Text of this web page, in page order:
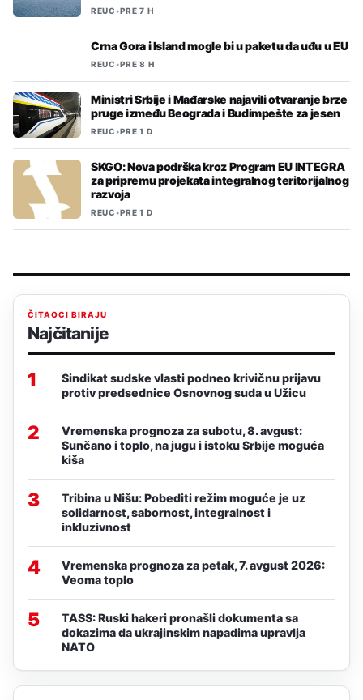
REUC•PRE 7 H
Crna Gora i Island mogle bi u paketu da uđu u EU
REUC•PRE 8 H
Ministri Srbije i Mađarske najavili otvaranje brze
pruge između Beograda i Budimpešte za jesen
REUC•PRE 1 D
SKGO: Nova podrška kroz Program EU INTEGRA
za pripremu projekata integralnog teritorijalnog
razvoja
REUC•PRE 1 D
ČITAOCI BIRAJU
Najčitanije
1
Sindikat sudske vlasti podneo krivičnu prijavu
protiv predsednice Osnovnog suda u Užicu
2
Vremenska prognoza za subotu, 8. avgust:
Sunčano i toplo, na jugu i istoku Srbije moguća
kiša
3
Tribina u Nišu: Pobediti režim moguće je uz
solidarnost, sabornost, integralnost i
inkluzivnost
4
Vremenska prognoza za petak, 7. avgust 2026:
Veoma toplo
5
TASS: Ruski hakeri pronašli dokumenta sa
dokazima da ukrajinskim napadima upravlja
NATO